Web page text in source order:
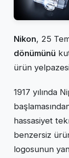
Nikon, 25
dönümünü
ürün
1917 yılında
hassasiyet
benzersiz
logosunun